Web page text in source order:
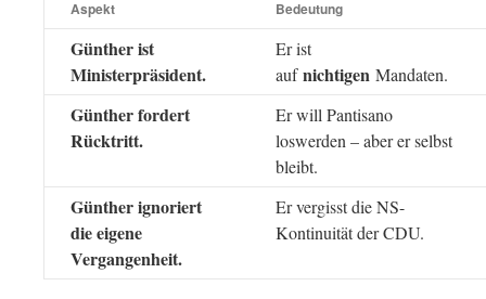
Aspekt Bedeutung
Günther ist
Ministerpräsident.
Er ist
aufnichtigen Mandaten.
Günther fordert
Rücktritt.
Er will Pantisano
loswerden – aber er selbst
bleibt.
Günther ignoriert
die eigene
Vergangenheit.
Er vergisst die NS-
Kontinuität der CDU.